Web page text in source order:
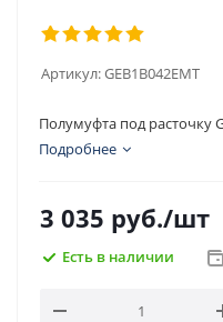
Артикул:GEB1B042EMT
Полумуфта под расточку
Подробнее
3 035 руб./шт
Есть в наличии